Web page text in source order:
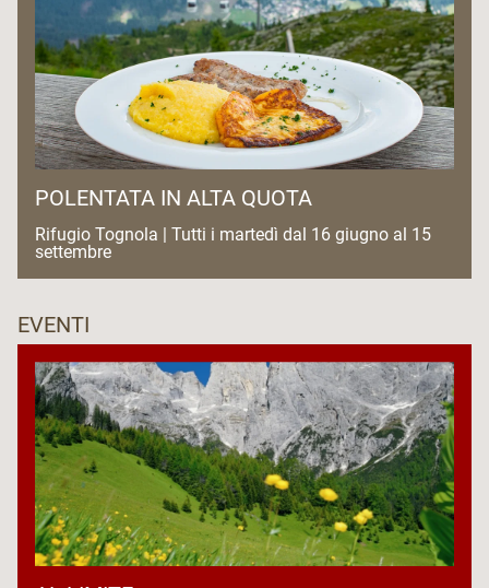
POLENTATA IN ALTA QUOTA
Rifugio Tognola | Tutti i martedì dal 16 giugno al 15
settembre
EVENTI